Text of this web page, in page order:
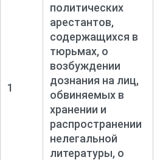
1
политических
арестантов,
содержащихся в
тюрьмах, о
возбуждении
дознания на лиц,
обвиняемых в
хранении и
распространении
нелегальной
литературы, о